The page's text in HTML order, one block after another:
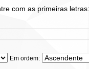
com as primeiras letras:
Em ordem: